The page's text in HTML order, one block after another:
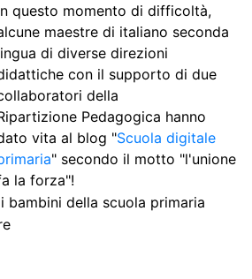
Autor/in
questo momento di difficoltà,
maestre di italiano seconda
di diverse direzioni
con il supporto di due
della
Pedagogica hanno
vita al blog "Scuola digitale
" secondo il motto "l'unione
la forza"!
bambini della scuola primaria